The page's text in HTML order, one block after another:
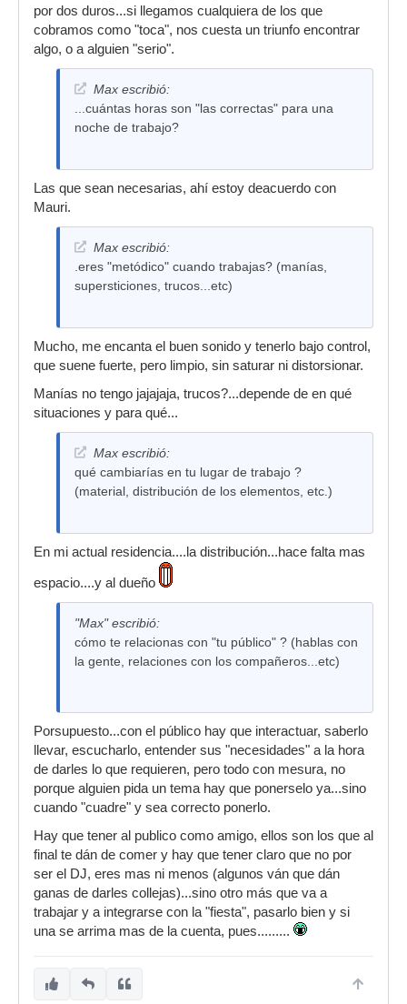
por dos duros...si llegamos cualquiera de los que
cobramos como "toca", nos cuesta un triunfo encontrar
algo, o a alguien "serio".
Max escribió:
...cuántas horas son "las correctas" para una
noche de trabajo?
Las que sean necesarias, ahí estoy deacuerdo con
Mauri.
Max escribió:
.eres "metódico" cuando trabajas? (manías,
supersticiones, trucos...etc)
Mucho, me encanta el buen sonido y tenerlo bajo control,
que suene fuerte, pero limpio, sin saturar ni distorsionar.
Manías no tengo jajajaja, trucos?...depende de en qué
situaciones y para qué...
Max escribió:
qué cambiarías en tu lugar de trabajo ?
(material, distribución de los elementos, etc.)
En mi actual residencia....la distribución...hace falta mas
espacio....y al dueño
"Max" escribió:
cómo te relacionas con "tu público" ? (hablas con
la gente, relaciones con los compañeros...etc)
Porsupuesto...con el público hay que interactuar, saberlo
llevar, escucharlo, entender sus "necesidades" a la hora
de darles lo que requieren, pero todo con mesura, no
porque alguien pida un tema hay que ponerselo ya...sino
cuando "cuadre" y sea correcto ponerlo.
Hay que tener al publico como amigo, ellos son los que al
final te dán de comer y hay que tener claro que no por
ser el DJ, eres mas ni menos (algunos ván que dán
ganas de darles collejas)...sino otro más que va a
trabajar y a integrarse con la "fiesta", pasarlo bien y si
una se arrima mas de la cuenta, pues.........